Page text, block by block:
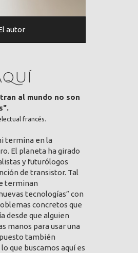
autor
al mundo no son
francés.
termina en la
El planeta ha girado
y futurólogos
de transistor. Tal
terminan
tecnologías” con
concretos que
desde que alguien
manos para usar una
también
que buscamos aquí es